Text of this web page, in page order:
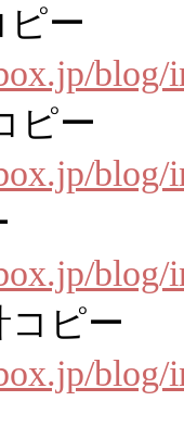
ー
blog/
ピー
blog/
blog/
コピー
blog/